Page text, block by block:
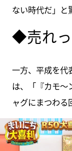
ない時代だ」と
◆売れ
一方、平成を代
は、「『カモ〜
ャグにまつわる